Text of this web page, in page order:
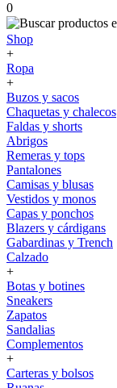
0
Shop
+
Ropa
+
Buzos y sacos
Chaquetas y chalecos
Faldas y shorts
Abrigos
Remeras y tops
Pantalones
Camisas y blusas
Vestidos y monos
Capas y ponchos
Blazers y cárdigans
Gabardinas y Trench
Calzado
+
Botas y botines
Sneakers
Zapatos
Sandalias
Complementos
+
Carteras y bolsos